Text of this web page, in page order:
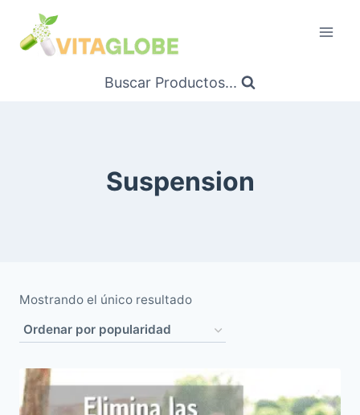
Contenido
Buscar Productos...
Suspension
Mostrando el único resultado